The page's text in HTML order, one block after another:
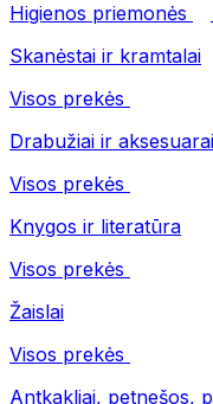
Higienos priemonės
Skanėstai ir kramtalai
Visos prekės
Drabužiai ir aksesuarai
Visos prekės
Knygos ir literatūra
Visos prekės
Žaislai
Visos prekės
Antkakliai, petnešos,